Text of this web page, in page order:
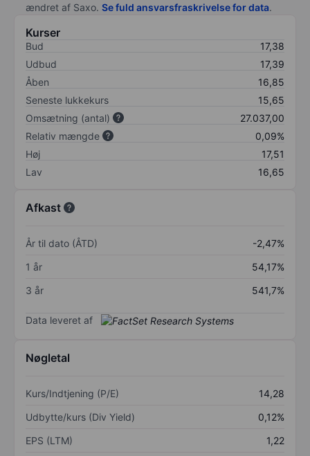
ændret af Saxo. Se fuld ansvarsfraskrivelse for data.
Kurser
Bud
17,38
Udbud
17,39
Åben
16,85
Seneste lukkekurs
15,65
Omsætning (antal)
27.037,00
Relativ mængde
0,09%
Høj
17,51
Lav
16,65
Afkast
År til dato (ÅTD)
-2,47%
1 år
54,17%
3 år
541,7%
Data leveret af
Nøgletal
Kurs/Indtjening (P/E)
14,28
Udbytte/kurs (Div Yield)
0,12%
EPS (LTM)
1,22